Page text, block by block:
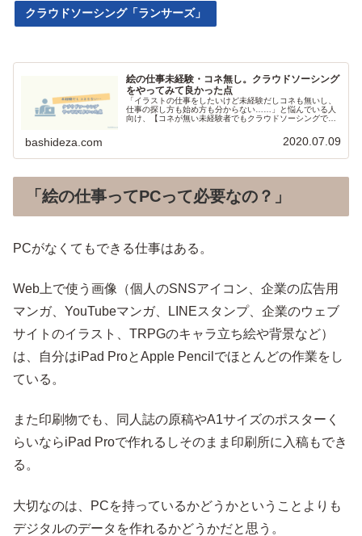
クラウドソーシング「ランサーズ」
絵の仕事未経験・コネ無し。クラウドソーシング
をやってみて良かった点
「イラストの仕事をしたいけど未経験だしコネも無いし、
仕事の探し方も始め方も分からない……」と悩んでいる人
向け、【コネが無い未経験者でもクラウドソーシングでイ
②実績が積める③他のクリエイターを見て学べる、という
bashideza.com 2020.07.09
「絵の仕事ってPCって必要なの？」
PCがなくてもできる仕事はある。
Web上で使う画像（個人のSNSアイコン、企業の広告用
マンガ、YouTubeマンガ、LINEスタンプ、企業のウェブ
サイトのイラスト、TRPGのキャラ立ち絵や背景など）
は、自分はiPad ProとApple Pencilでほとんどの作業をし
ている。
また印刷物でも、同人誌の原稿やA1サイズのポスターく
らいならiPad Proで作れるしそのまま印刷所に入稿もでき
る。
大切なのは、PCを持っているかどうかということよりも
デジタルのデータを作れるかどうかだと思う。